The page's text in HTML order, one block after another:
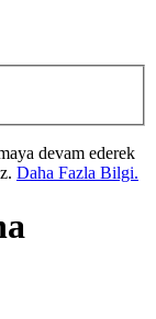
devam ederek
Daha Fazla Bilgi.